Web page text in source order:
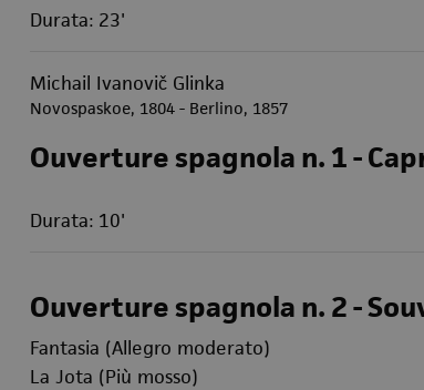
Durata: 23'
Michail Ivanovič Glinka
Novospaskoe, 1804 - Berlino, 1857
Ouverture spagnola n. 1 -
Durata: 10'
Ouverture spagnola n. 2 -
Fantasia (Allegro moderato)
La Jota (Più mosso)